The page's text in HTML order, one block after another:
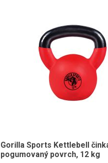
Gorilla Sports Kettlebell
pogumovaný povrch, 12 kg